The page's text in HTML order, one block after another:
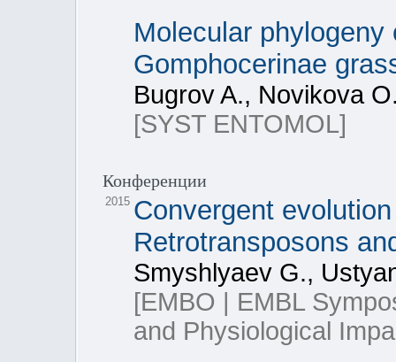
Molecular
Gomphocerinae
Bugrov A., Novikova
[SYST ENTOMOL]
Конференции
2015 Convergent
Retrotransposons
Smyshlyaev G.,
[EMBO | EMBL
and Physiological